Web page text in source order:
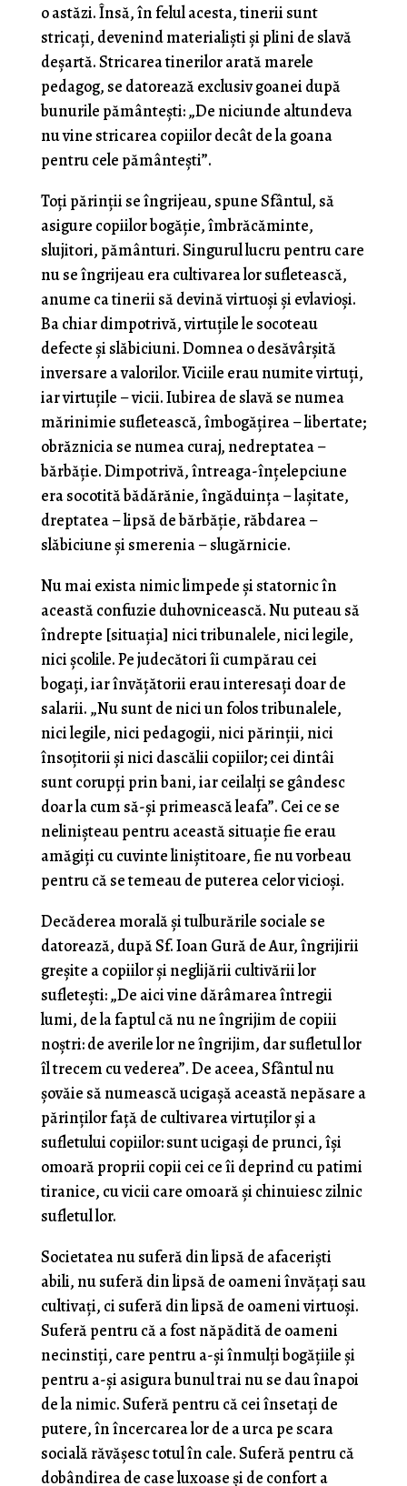
o astăzi. Însă, în felul acesta, tinerii sunt
stricați, devenind materialiști și plini de slavă
deșartă. Stricarea tinerilor arată marele
pedagog, se datorează exclusiv goanei după
bunurile pământești: „De niciunde altundeva
nu vine stricarea copiilor decât de la goana
pentru cele pământești”.
Toți părinții se îngrijeau, spune Sfântul, să
asigure copiilor bogăție, îmbrăcăminte,
slujitori, pământuri. Singurul lucru pentru care
nu se îngrijeau era cultivarea lor sufletească,
anume ca tinerii să devină virtuoși și evlavioși.
Ba chiar dimpotrivă, virtuțile le socoteau
defecte și slăbiciuni. Domnea o desăvârșită
inversare a valorilor. Viciile erau numite virtuți,
iar virtuțile – vicii. Iubirea de slavă se numea
mărinimie sufletească, îmbogățirea – libertate;
obrăznicia se numea curaj, nedreptatea –
bărbăție. Dimpotrivă, întreaga-înțelepciune
era socotită bădărănie, îngăduința – lașitate,
dreptatea – lipsă de bărbăție, răbdarea –
slăbiciune și smerenia – slugărnicie.
Nu mai exista nimic limpede și statornic în
această confuzie duhovnicească. Nu puteau să
îndrepte [situația] nici tribunalele, nici legile,
nici școlile. Pe judecători îi cumpărau cei
bogați, iar învățătorii erau interesați doar de
salarii. „Nu sunt de nici un folos tribunalele,
nici legile, nici pedagogii, nici părinții, nici
însoțitorii și nici dascălii copiilor; cei dintâi
sunt corupți prin bani, iar ceilalți se gândesc
doar la cum să-și primească leafa”. Cei ce se
nelinișteau pentru această situație fie erau
amăgiți cu cuvinte liniștitoare, fie nu vorbeau
pentru că se temeau de puterea celor vicioși.
Decăderea morală și tulburările sociale se
datorează, după Sf. Ioan Gură de Aur, îngrijirii
greșite a copiilor și neglijării cultivării lor
sufletești: „De aici vine dărâmarea întregii
lumi, de la faptul că nu ne îngrijim de copiii
noștri: de averile lor ne îngrijim, dar sufletul lor
îl trecem cu vederea”. De aceea, Sfântul nu
șovăie să numească ucigașă această nepăsare a
părinților față de cultivarea virtuților și a
sufletului copiilor: sunt ucigași de prunci, își
omoară proprii copii cei ce îi deprind cu patimi
tiranice, cu vicii care omoară și chinuiesc zilnic
sufletul lor.
Societatea nu suferă din lipsă de afaceriști
abili, nu suferă din lipsă de oameni învățați sau
cultivați, ci suferă din lipsă de oameni virtuoși.
Suferă pentru că a fost năpădită de oameni
necinstiți, care pentru a-și înmulți bogățiile și
pentru a-și asigura bunul trai nu se dau înapoi
de la nimic. Suferă pentru că cei însetați de
putere, în încercarea lor de a urca pe scara
socială răvășesc totul în cale. Suferă pentru că
dobândirea de case luxoase și de confort a